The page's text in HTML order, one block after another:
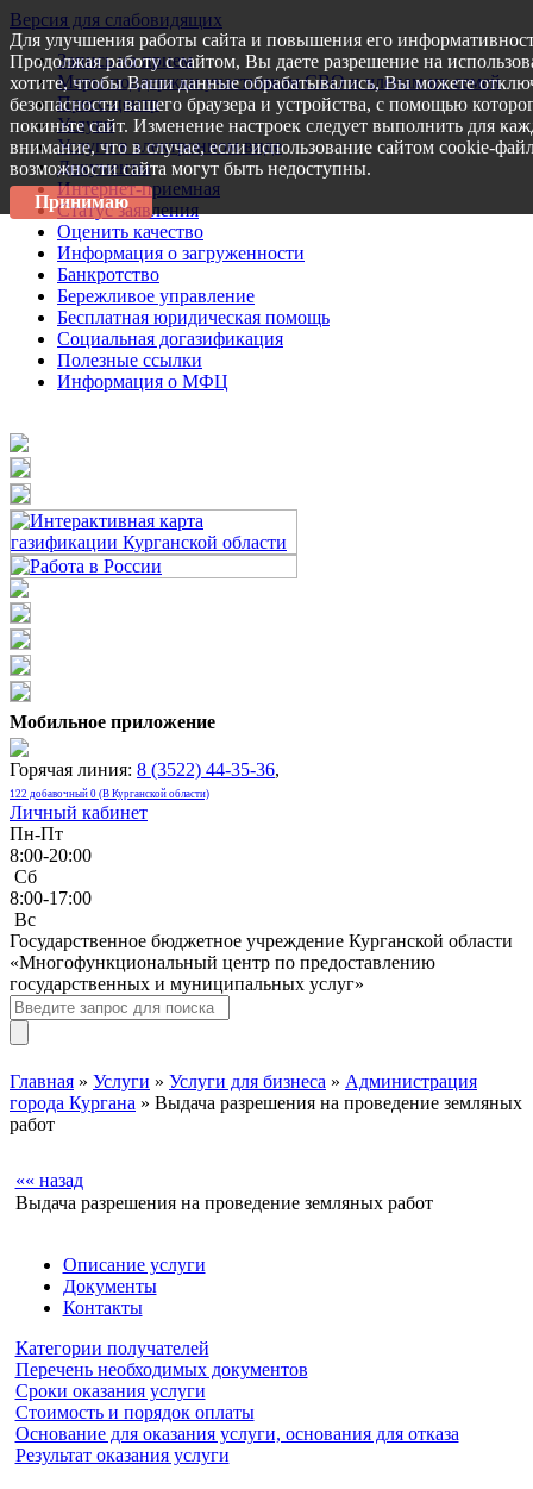
Версия для слабовидящих
Запись на прием
Меры поддержки участникам СВО и членам их семей
Пресс-центр
Услуги
Услуги в электронном виде
Документы
Интернет-приемная
Статус заявления
Оценить качество
Информация о загруженности
Банкротство
Бережливое управление
Бесплатная юридическая помощь
Социальная догазификация
Полезные ссылки
Информация о МФЦ
Мобильное приложение
Горячая линия: 8 (3522) 44-35-36,
122 добавочный 0 (В Курганской области)
Личный кабинет
Пн-Пт
8:00-20:00
Сб
8:00-17:00
Bc
Государственное бюджетное учреждение Курганской области
«Многофункциональный центр по предоставлению
государственных и муниципальных услуг»
Главная » Услуги » Услуги для бизнеса » Администрация
города Кургана » Выдача разрешения на проведение земляных
работ
«« назад
Выдача разрешения на проведение земляных работ
Описание услуги
Документы
Контакты
Категории получателей
Перечень необходимых документов
Сроки оказания услуги
Стоимость и порядок оплаты
Основание для оказания услуги, основания для отказа
Результат оказания услуги
Для улучшения работы сайта и повышения его
Продолжая работу с сайтом, Вы даете разрешение на
хотите, чтобы Ваши данные обрабатывались, Вы можете
безопасности вашего браузера и устройства, с помощью
покиньте сайт. Изменение настроек следует выполнить для
внимание, что в случае, если использование сайтом cookie-
возможности сайта могут быть недоступны.
Принимаю